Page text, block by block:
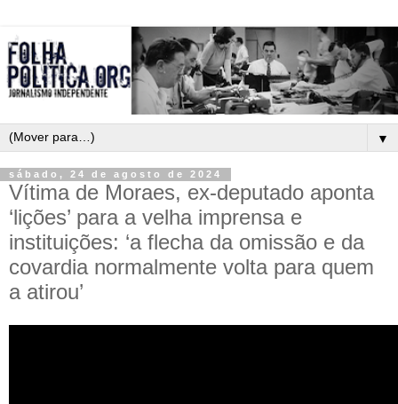
▼
sábado, 24 de agosto de 2024
Vítima de Moraes, ex-deputado aponta
‘lições’ para a velha imprensa e
instituições: ‘a flecha da omissão e da
covardia normalmente volta para quem
a atirou’